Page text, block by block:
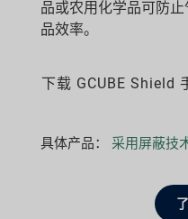
品或农用化学品可防
品效率。
下载 GCUBE Shield
具体产品： 采用屏蔽技